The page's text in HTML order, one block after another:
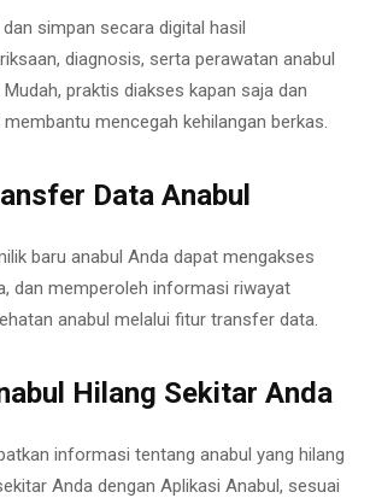
simpan secara digital hasil
diagnosis, serta perawatan anabul
Mudah, praktis diakses kapan saja dan
membantu mencegah kehilangan berkas.
Data Anabul
baru anabul Anda dapat mengakses
dan memperoleh informasi riwayat
anabul melalui fitur transfer data.
Hilang Sekitar Anda
informasi tentang anabul yang hilang
Anda dengan Aplikasi Anabul, sesuai